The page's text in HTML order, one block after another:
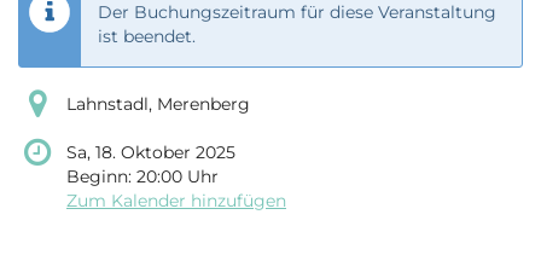
Der Buchungszeitraum für diese Veranstaltung
ist beendet.
Lahnstadl, Merenberg
Sa, 18. Oktober 2025
Beginn: 20:00 Uhr
Zum Kalender hinzufügen